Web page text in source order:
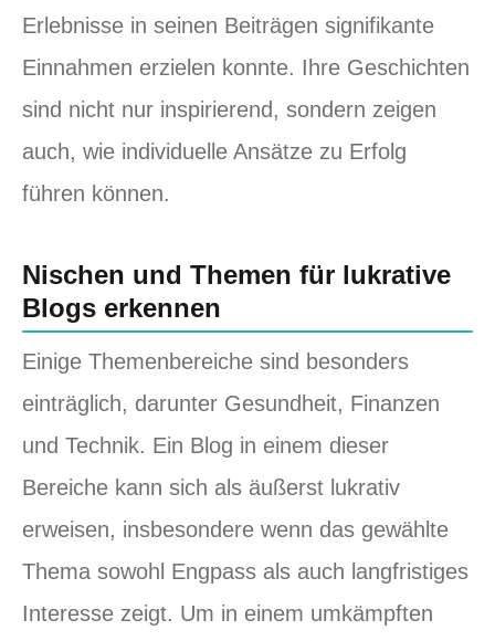
Erlebnisse in seinen Beiträgen signifikante
Einnahmen erzielen konnte. Ihre Geschichten
sind nicht nur inspirierend, sondern zeigen
auch, wie individuelle Ansätze zu Erfolg
führen können.
Nischen und Themen für lukrative
Blogs erkennen
Einige Themenbereiche sind besonders
einträglich, darunter Gesundheit, Finanzen
und Technik. Ein Blog in einem dieser
Bereiche kann sich als äußerst lukrativ
erweisen, insbesondere wenn das gewählte
Thema sowohl Engpass als auch langfristiges
Interesse zeigt. Um in einem umkämpften